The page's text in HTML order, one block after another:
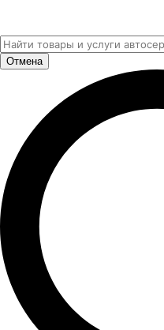
Отмена